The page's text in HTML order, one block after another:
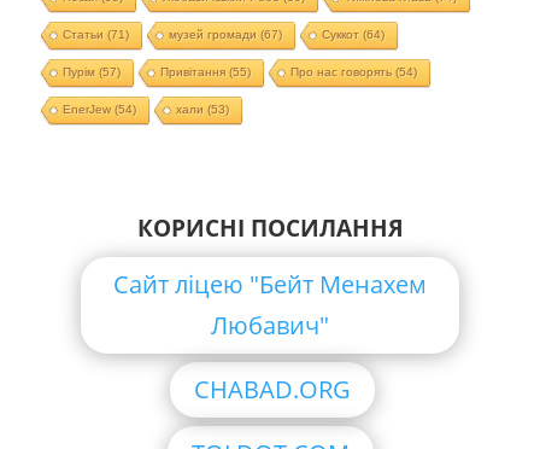
Статьи (71) музей громади (67) Суккот (64)
Пурім (57) Привітання(55) Про нас говорять (54)
EnerJew(54) хали (53)
КОРИСНІ ПОСИЛАННЯ
Сайт ліцею "Бейт Менахем
Любавич"
CHABAD.ORG